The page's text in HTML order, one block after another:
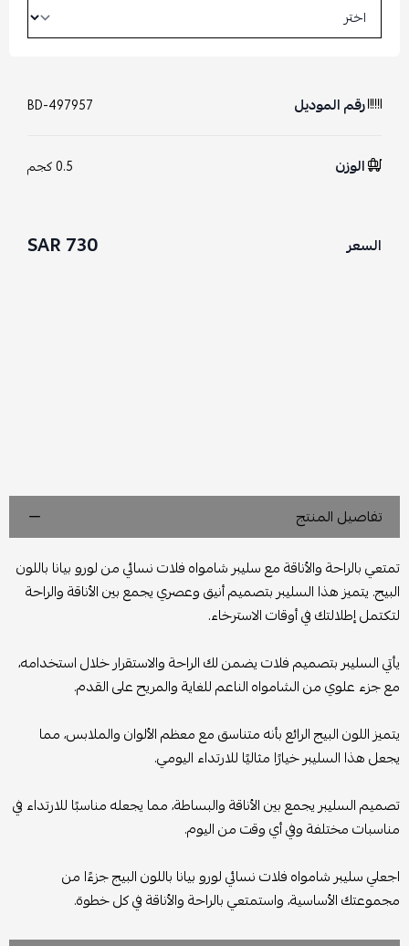
رقم الموديل BD-497957
الوزن 0.5 كجم
السعر 730 SAR
تفاصيل المنتج
تمتعي بالراحة والأناقة مع سليبر شامواه فلات نسائي من لورو بيانا باللون
البيج. يتميز هذا السليبر بتصميم أنيق وعصري يجمع بين الأناقة والراحة
لتكتمل إطلالتك في أوقات الاسترخاء.
يأتي السليبر بتصميم فلات يضمن لك الراحة والاستقرار خلال استخدامه،
مع جزء علوي من الشامواه الناعم للغاية والمريح على القدم.
يتميز اللون البيج الرائع بأنه متناسق مع معظم الألوان والملابس، مما
يجعل هذا السليبر خيارًا مثاليًا للارتداء اليومي.
تصميم السليبر يجمع بين الأناقة والبساطة، مما يجعله مناسبًا للارتداء في
مناسبات مختلفة وفي أي وقت من اليوم.
اجعلي سليبر شامواه فلات نسائي لورو بيانا باللون البيج جزءًا من
مجموعتك الأساسية، واستمتعي بالراحة والأناقة في كل خطوة.